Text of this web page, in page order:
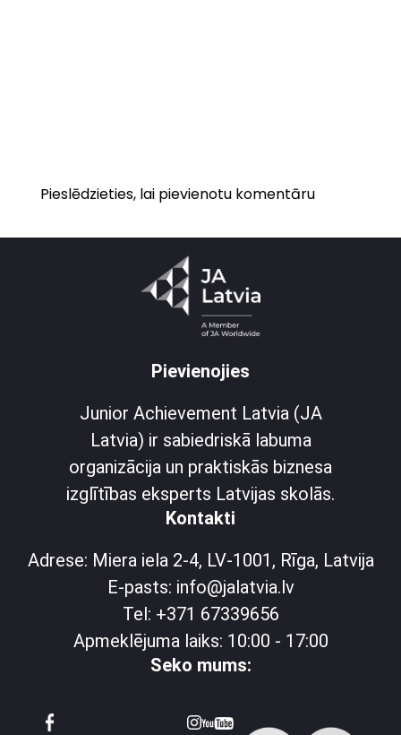
Pieslēdzieties, lai pievienotu komentāru
Pievienojies
Junior Achievement Latvia (JA
Latvia) ir sabiedriskā labuma
organizācija un praktiskās biznesa
izglītības eksperts Latvijas skolās.
Kontakti
Adrese: Miera iela 2-4, LV-1001, Rīga, Latvija
E-pasts: info@jalatvia.lv
Tel: +371 67339656
Apmeklējuma laiks: 10:00 - 17:00
Seko mums: